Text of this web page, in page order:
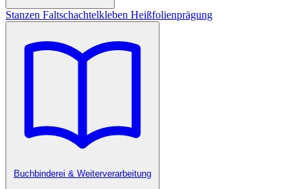
Stanzen Faltschachtelkleben Heißfolienprägung
Buchbinderei & Weiterverarbeitung